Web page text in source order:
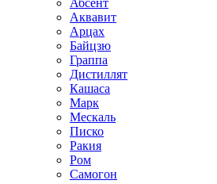
Абсент
Аквавит
Арцах
Байцзю
Граппа
Дистиллят
Кашаса
Марк
Мескаль
Писко
Ракия
Ром
Самогон